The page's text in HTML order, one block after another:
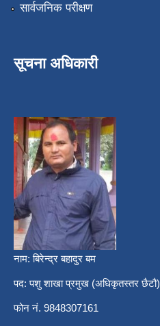
सार्वजनिक परीक्षण
सूचना अधिकारी
नाम: बिरेन्द्र बहादुर बम
पद: पशु शाखा प्रमुख (अधिकृतस्तर छैटौ)
फोन नं. 9848307161